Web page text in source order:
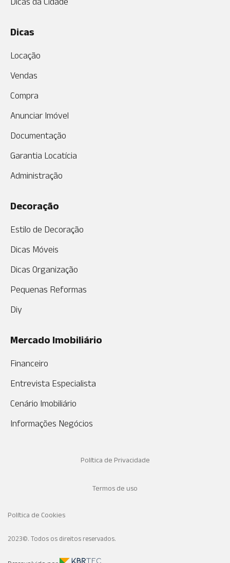
Dicas
Locação
Vendas
Compra
Anunciar Imóvel
Documentação
Garantia Locatícia
Administração
Decoração
Estilo de Decoração
Dicas Móveis
Dicas Organização
Pequenas Reformas
Diy
Mercado Imobiliário
Financeiro
Entrevista Especialista
Cenário Imobiliário
Informações Negócios
Política de Privacidade
Termos de uso
Política de Cookies
2023©. Todos os direitos reservados.